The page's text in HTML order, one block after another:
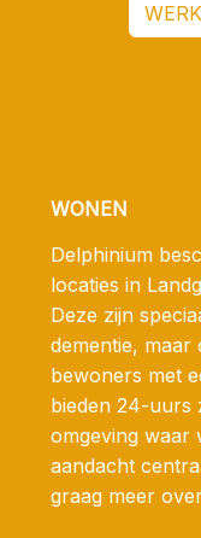
WONEN
Delphinium
locaties in
Deze zijn
dementie,
bewoners met
bieden 24-uurs
omgeving waar
aandacht
graag meer